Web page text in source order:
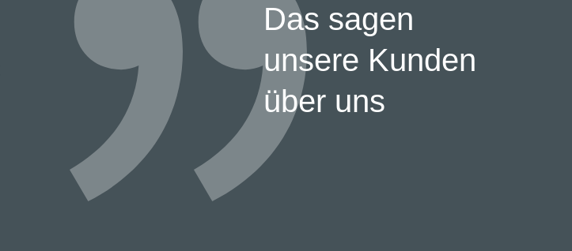
Das sagen
unsere Kunden
über uns